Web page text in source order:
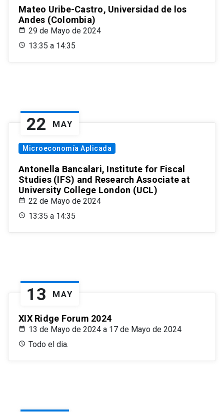
Mateo Uribe-Castro, Universidad de los
Andes (Colombia)
29 de Mayo de 2024
13:35 a 14:35
22 MAY
Microeconomía Aplicada
Antonella Bancalari, Institute for Fiscal
Studies (IFS) and Research Associate at
University College London (UCL)
22 de Mayo de 2024
13:35 a 14:35
13 MAY
XIX Ridge Forum 2024
13 de Mayo de 2024 a 17 de Mayo de 2024
Todo el dia.